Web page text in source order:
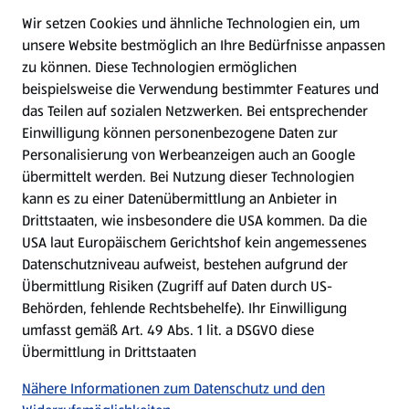
WhatsApp
Gewinnspiele
Mein HOFER. Meine Einkäufe.
Meine Meinung. Mein HOFER.
Gutscheingroßbestellung
(öffnet in einem neuen Tab)
Folge uns hier:
Jetzt die HOFER App downloaden
Wir setzen Cookies und ähnliche Technologien ein, um
unsere Website bestmöglich an Ihre Bedürfnisse anpassen
zu können. Diese Technologien ermöglichen
beispielsweise die Verwendung bestimmter Features und
das Teilen auf sozialen Netzwerken. Bei entsprechender
Einwilligung können personenbezogene Daten zur
Personalisierung von Werbeanzeigen auch an Google
übermittelt werden. Bei Nutzung dieser Technologien
kann es zu einer Datenübermittlung an Anbieter in
Drittstaaten, wie insbesondere die USA kommen. Da die
USA laut Europäischem Gerichtshof kein angemessenes
Datenschutzniveau aufweist, bestehen aufgrund der
Übermittlung Risiken (Zugriff auf Daten durch US-
Behörden, fehlende Rechtsbehelfe). Ihr Einwilligung
umfasst gemäß Art. 49 Abs. 1 lit. a DSGVO diese
Übermittlung in Drittstaaten
Nähere Informationen zum Datenschutz und den